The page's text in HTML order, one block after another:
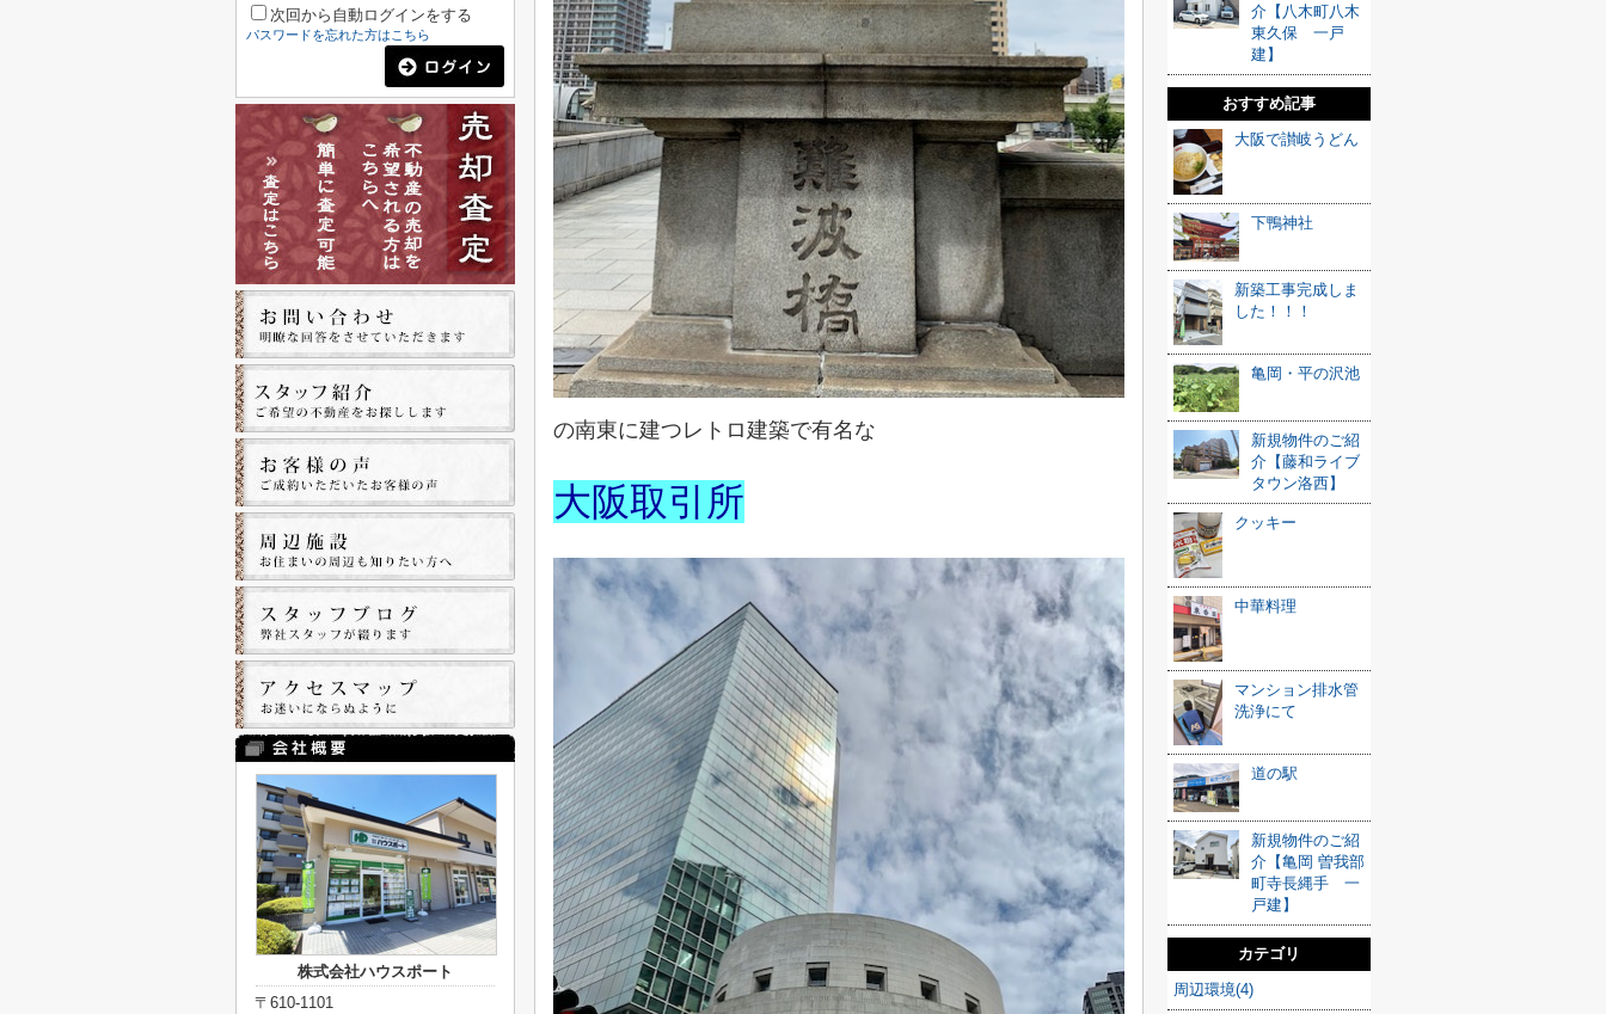
の南東に建つレトロ建築で有名な
大阪取引所
介【八木町八木
東久保 一戸
建】
おすすめ記事
大阪で讃岐うどん
下鴨神社
新築工事完成しま
した！！！
亀岡・平の沢池
新規物件のご紹
介【藤和ライブ
タウン洛西】
クッキー
中華料理
マンション排水管
洗浄にて
道の駅
新規物件のご紹
介【亀岡 曽我部
町寺長縄手 一
戸建】
カテゴリ
周辺環境(4)
次回から自動ログインをする
パスワードを忘れた方はこちら
株式会社ハウスポート
〒610-1101